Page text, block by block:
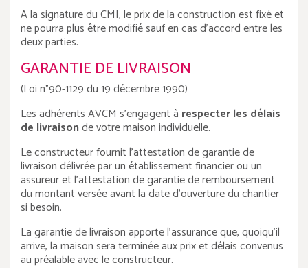
A la signature du CMI, le prix de la construction est fixé et
ne pourra plus être modifié sauf en cas d'accord entre les
deux parties.
GARANTIE DE LIVRAISON
(Loi n°90-1129 du 19 décembre 1990)
Les adhérents AVCM s'engagent à respecter les délais
de livraisonde votre maison individuelle.
Le constructeur fournit l'attestation de garantie de
livraison délivrée par un établissement financier ou un
assureur et l'attestation de garantie de remboursement
du montant versée avant la date d'ouverture du chantier
si besoin.
La garantie de livraison apporte l'assurance que, quoiqu'il
arrive, la maison sera terminée aux prix et délais convenus
au préalable avec le constructeur.